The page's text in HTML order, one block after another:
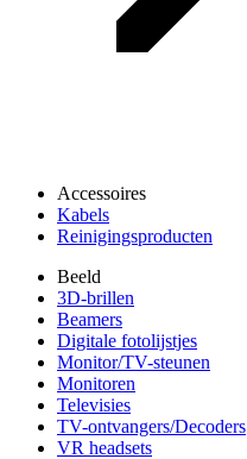
Accessoires
Kabels
Reinigingsproducten
Beeld
3D-brillen
Beamers
Digitale fotolijstjes
Monitor/TV-steunen
Monitoren
Televisies
TV-ontvangers/Decoders
VR headsets